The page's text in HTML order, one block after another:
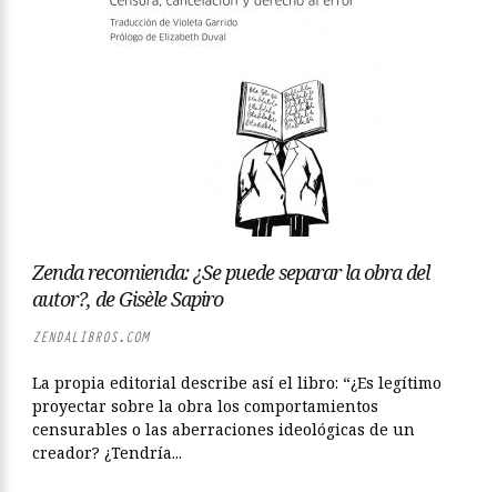
Zenda recomienda: ¿Se puede separar la obra del
autor?, de Gisèle Sapiro
ZENDALIBROS.COM
La propia editorial describe así el libro: “¿Es legítimo
proyectar sobre la obra los comportamientos
censurables o las aberraciones ideológicas de un
creador? ¿Tendría...